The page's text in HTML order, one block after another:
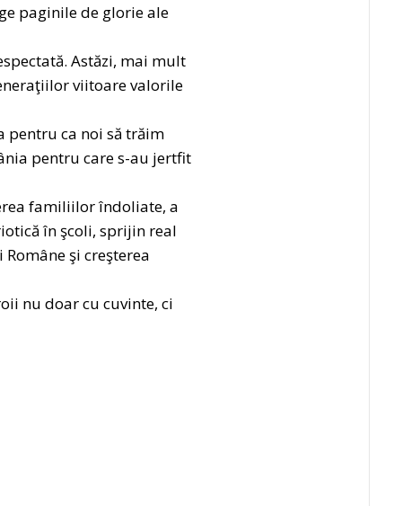
paginile de glorie ale
Astăzi, mai mult
viitoare valorile
pentru ca noi să trăim
pentru care s-au jertfit
familiilor îndoliate, a
în şcoli, sprijin real
şi creşterea
nu doar cu cuvinte, ci